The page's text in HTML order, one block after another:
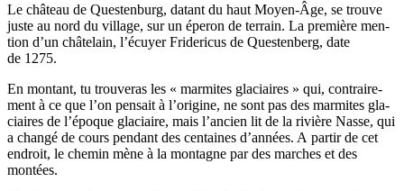
Le châ­teau de Ques­ten­burg, datant du haut Moyen-Âge, se trouve
juste au nord du vil­lage, sur un épe­ron de ter­rain. La pre­mière men­
tion d’un châ­te­lain, l’é­cuyer Fri­de­ri­cus de Ques­ten­berg, date
de 1275.
En mon­tant, tu trou­ve­ras les « mar­mites gla­ciaires » qui, contrai­re­
ment à ce que l’on pen­sait à l’o­ri­gine, ne sont pas des mar­mites gla­
ciaires de l’é­poque gla­ciaire, mais l’an­cien lit de la rivière Nasse, qui
a chan­gé de cours pen­dant des cen­taines d’an­nées. A par­tir de cet
endroit, le che­min mène à la mon­tagne par des marches et des
montées.